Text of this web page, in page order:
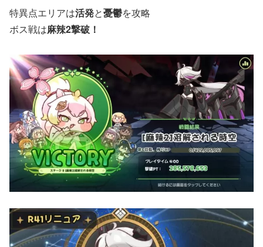
特異点エリアは活発と憂鬱を攻略
ボス戦は麻辣2撃破！